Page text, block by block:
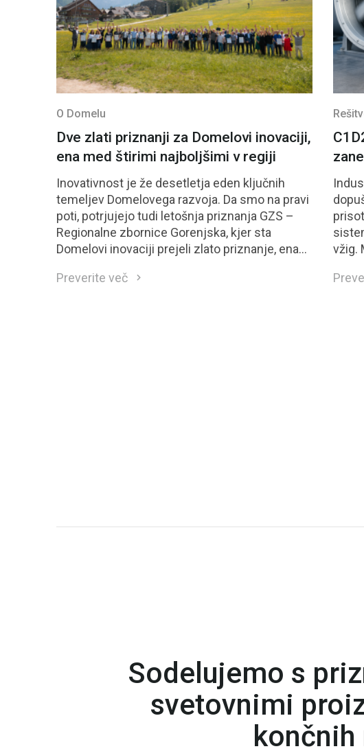
O Domelu
Dve zlati priznanji za Domelovi inovaciji,
ena med štirimi najboljšimi v regiji
Inovativnost je že desetletja eden ključnih
temeljev Domelovega razvoja. Da smo na pravi
poti, potrjujejo tudi letošnja priznanja GZS –
Regionalne zbornice Gorenjska, kjer sta
Domelovi inovaciji prejeli zlato priznanje, ena
ocenjene inovacije regije in bo kandidirala tudi
Preverite več
vžig.
Sodelujemo s
svetovnimi